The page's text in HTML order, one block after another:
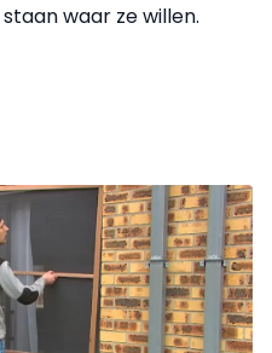
waar ze willen.